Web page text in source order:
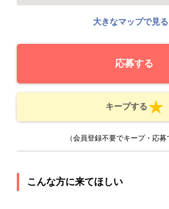
大きなマップで見る
応募する
キープする
（会員登録不要でキープ・応募
こんな方に来てほしい